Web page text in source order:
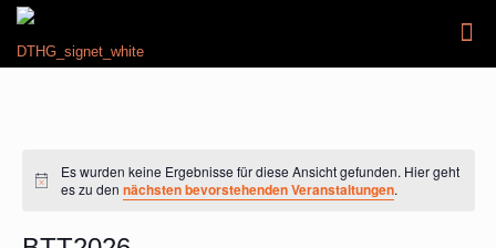
Hinweis
Es wurden keine Ergebnisse für diese Ansicht gefunden. Hier geht
es zu dennächsten bevorstehenden Veranstaltungen.